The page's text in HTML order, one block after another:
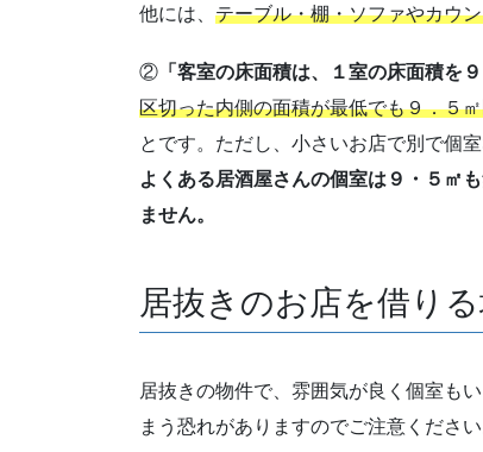
他には、 テーブル・棚・ソファやカウ
② 「客室の床面積は、１室の床面積を
区切った内側の面積が最低でも９．５
とです。ただし、小さいお店で別で個
よくある居酒屋さんの個室は９・５㎡
ません。
居抜きのお店を借り
居抜きの物件で、雰囲気が良く個室も
まう恐れがありますのでご注意ください